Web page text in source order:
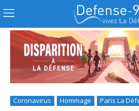
Coronavirus Hommage Paris La